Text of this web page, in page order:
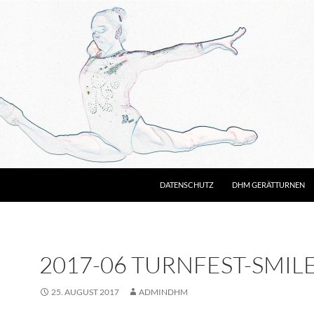
DATENSCHUTZ DHM GERÄTTURNEN
2017-06 TURNFEST-
25. AUGUST 2017 ADMINDHM